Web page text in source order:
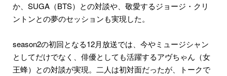
か、SUGA（BTS）との対談や、敬愛するジョージ・クリ
ントンとの夢のセッションも実現した。
season2の初回となる12月放送では、今やミュージシャン
としてだけでなく、俳優としても活躍するアヴちゃん（女
王蜂）との対談が実現。二人は初対面だったが、トークで